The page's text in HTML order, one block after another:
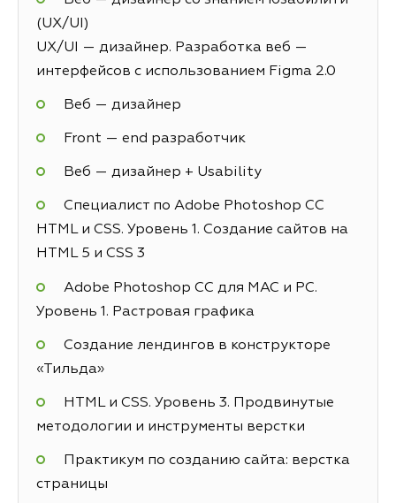
(UX/UI)
UX/UI — дизайнер. Разработка веб —
интерфейсов с использованием Figma 2.0
Веб — дизайнер
Front — end разработчик
Веб — дизайнер + Usability
Специалист по Adobe Photoshop СС
HTML и CSS. Уровень 1. Создание сайтов на
HTML 5 и СSS 3
Adobe Photoshop CC для MAC и PC.
Уровень 1. Растровая графика
Создание лендингов в конструкторе
«Тильда»
HTML и CSS. Уровень 3. Продвинутые
методологии и инструменты верстки
Практикум по созданию сайта: верстка
страницы